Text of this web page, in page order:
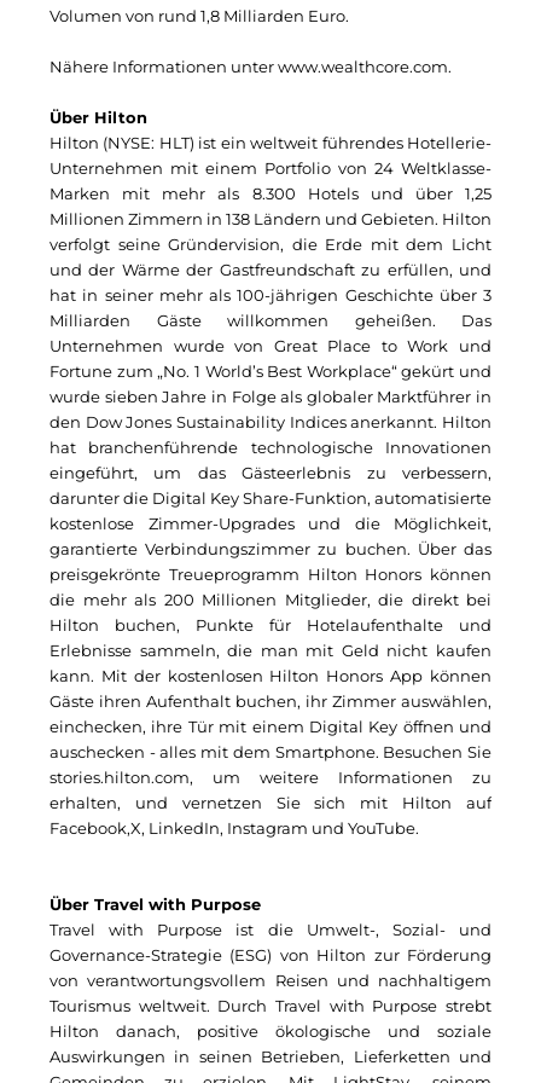
Malerei & Auftragsmalerei Nikolaus Kriese
Munich Art District (MAD)
MünchenBau
Münchner Wohnen
Munich Airport Business Park
National Center for Waste Management
Neuhausen Neudenken
PAULUS Immobiliengruppe
Pembroke
Quartier am Bahnhof Taufkirchen
R&S Immobilienmanagement GmbH
RE/MAX Germany
Rock Capital Group
Schwaiger Group
Starlab International GmbH
The Q
The Scandinavian Ensemble
The Stack
Volumen von rund 1,8 Milliarden Euro.
Nähere Informationen unterwww.wealthcore.com.
Über Hilton
Hilton (NYSE: HLT) ist ein weltweit führendes Hotellerie-
Unternehmen mit einem Portfolio von 24 Weltklasse-
Marken mit mehr als 8.300 Hotels und über 1,25
Millionen Zimmern in 138 Ländern und Gebieten. Hilton
verfolgt seine Gründervision, die Erde mit dem Licht
und der Wärme der Gastfreundschaft zu erfüllen, und
hat in seiner mehr als 100-jährigen Geschichte über 3
Milliarden Gäste willkommen geheißen. Das
Unternehmen wurde von Great Place to Work und
Fortune zum „No. 1 World’s Best Workplace“ gekürt und
wurde sieben Jahre in Folge als globaler Marktführer in
den Dow Jones Sustainability Indices anerkannt. Hilton
hat branchenführende technologische Innovationen
eingeführt, um das Gästeerlebnis zu verbessern,
darunter die Digital Key Share-Funktion, automatisierte
kostenlose Zimmer-Upgrades und die Möglichkeit,
garantierte Verbindungszimmer zu buchen. Über das
preisgekrönte Treueprogramm Hilton Honors können
die mehr als 200 Millionen Mitglieder, die direkt bei
Hilton buchen, Punkte für Hotelaufenthalte und
Erlebnisse sammeln, die man mit Geld nicht kaufen
kann. Mit der kostenlosen Hilton Honors App können
Gäste ihren Aufenthalt buchen, ihr Zimmer auswählen,
einchecken, ihre Tür mit einem Digital Key öffnen und
auschecken - alles mit dem Smartphone. Besuchen Sie
stories.hilton.com, um weitere Informationen zu
erhalten, und vernetzen Sie sich mit Hilton auf
Facebook,X, LinkedIn, Instagram und YouTube.
Über Travel with Purpose
Travel with Purpose ist die Umwelt-, Sozial- und
Governance-Strategie (ESG) von Hilton zur Förderung
von verantwortungsvollem Reisen und nachhaltigem
Tourismus weltweit. Durch Travel with Purpose strebt
Hilton danach, positive ökologische und soziale
Auswirkungen in seinen Betrieben, Lieferketten und